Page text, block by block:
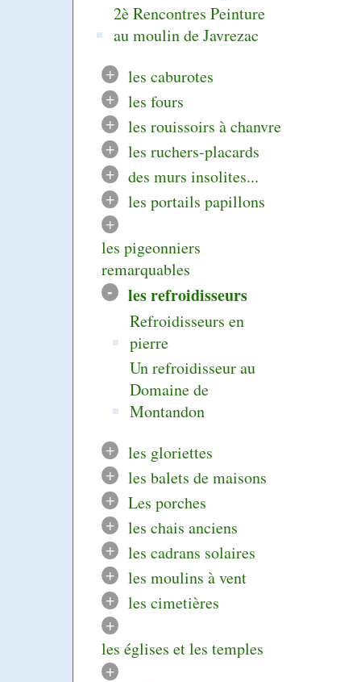
2è Rencontres Peinture
au moulin de Javrezac
+
les caburotes
+
les fours
+
les rouissoirs à chanvre
+
les ruchers-placards
+
des murs insolites...
+
les portails papillons
+
les pigeonniers
remarquables
- les refroidisseurs
Refroidisseurs en
pierre
Un refroidisseur au
Domaine de
Montandon
+
les gloriettes
+
les balets de maisons
+
Les porches
+
les chais anciens
+
les cadrans solaires
+
les moulins à vent
+
les cimetières
+
les églises et les temples
+